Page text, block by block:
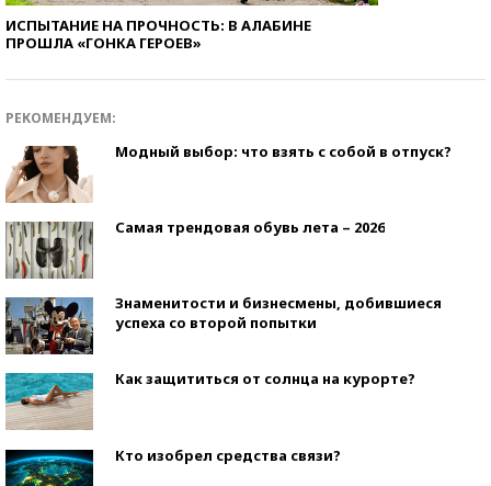
ИСПЫТАНИЕ НА ПРОЧНОСТЬ: В АЛАБИНЕ
ПРОШЛА «ГОНКА ГЕРОЕВ»
РЕКОМЕНДУЕМ:
Модный выбор: что взять с собой в отпуск?
Самая трендовая обувь лета – 2026
Знаменитости и бизнесмены, добившиеся
успеха со второй попытки
Как защититься от солнца на курорте?
Кто изобрел средства связи?